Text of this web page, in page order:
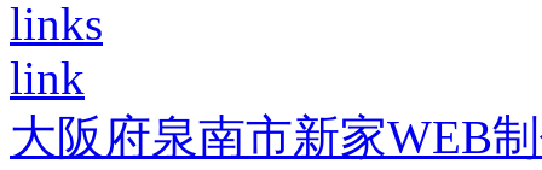
links
link
大阪府泉南市新家WEB